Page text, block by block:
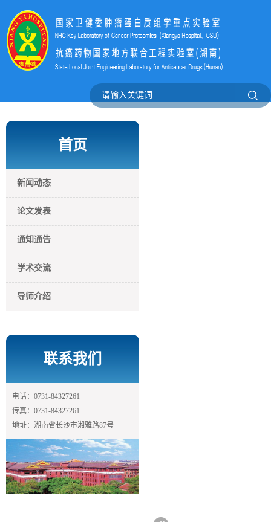
首页
新闻动态
论文发表
通知通告
学术交流
导师介绍
联系我们
电话：0731-84327261
传真：0731-84327261
地址：湖南省长沙市湘雅路87号